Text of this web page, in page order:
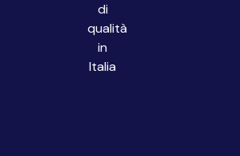
di
qualità
in
Italia